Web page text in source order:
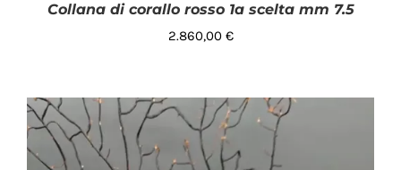
Collana di corallo rosso 1a scelta mm 7.5
2.860,00 €